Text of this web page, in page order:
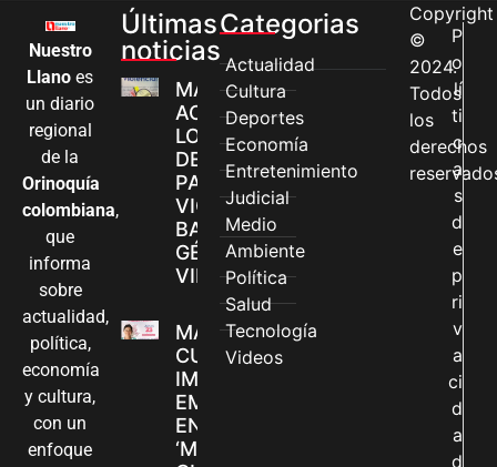
Nuestro
Llano es
un diario
regional
de la
Orinoquía
colombiana,
que
informa
sobre
actualidad,
política,
economía
y cultura,
con un
enfoque
Últimas
noticias
MÁS MUJERES
ACCEDEN A
LOS CANALES
DE ATENCIÓN
PARA
VIOLENCIAS
BASADAS EN
GÉNERO EN
VILLAVICENCIO
MADRES
CUIDADORAS
IMPULSAN SUS
EMPRENDIMIENTOS
EN LA FERIA
‘MANOS QUE
Categorias
Actualidad
Cultura
Deportes
Economía
Entretenimiento
Judicial
Medio
Ambiente
Política
Salud
Tecnología
Videos
Copyright
©
2024.
Todos
los
derechos
P
o
lí
ti
c
a
s
d
e
p
ri
v
a
ci
d
a
d